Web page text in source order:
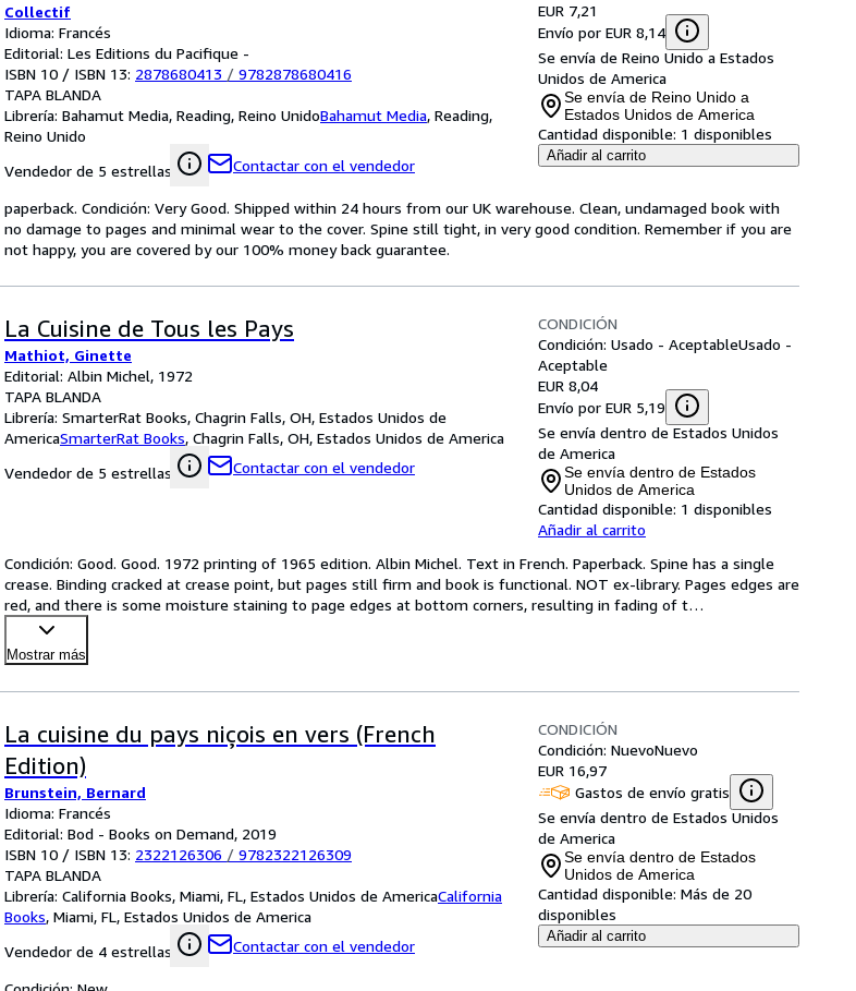
Collectif
Idioma: Francés
Editorial: Les Editions du Pacifique -
ISBN 10 / ISBN 13: 2878680413 / 9782878680416
TAPA BLANDA
Librería: Bahamut Media, Reading, Reino UnidoBahamut Media, Reading,
Reino Unido
Vendedor de 5 estrellas
Contactar con el vendedor
EUR 7,21
Envío por EUR 8,14
Se envía de Reino Unido a Estados
Unidos de America
Se envía de Reino Unido a
Estados Unidos de America
Cantidad disponible: 1 disponibles
Añadir al carrito
paperback. Condición: Very Good. Shipped within 24 hours from our UK warehouse. Clean, undamaged book with
no damage to pages and minimal wear to the cover. Spine still tight, in very good condition. Remember if you are
not happy, you are covered by our 100% money back guarantee.
La Cuisine de Tous les Pays
Mathiot, Ginette
Editorial: Albin Michel, 1972
TAPA BLANDA
Librería: SmarterRat Books, Chagrin Falls, OH, Estados Unidos de
AmericaSmarterRat Books, Chagrin Falls, OH, Estados Unidos de America
Vendedor de 5 estrellas
Contactar con el vendedor
CONDICIÓN
Condición: Usado - AceptableUsado -
Aceptable
EUR 8,04
Envío por EUR 5,19
Se envía dentro de Estados Unidos
de America
Se envía dentro de Estados
Unidos de America
Cantidad disponible: 1 disponibles
Añadir al carrito
Condición: Good. Good. 1972 printing of 1965 edition. Albin Michel. Text in French. Paperback. Spine has a single
crease. Binding cracked at crease point, but pages still firm and book is functional. NOT ex-library. Pages edges are
red, and there is some moisture staining to page edges at bottom corners, resulting in fading of t…
Mostrar más
La cuisine du pays niçois en vers (French
Edition)
Brunstein, Bernard
Idioma: Francés
Editorial: Bod - Books on Demand, 2019
ISBN 10 / ISBN 13: 2322126306 / 9782322126309
TAPA BLANDA
Librería: California Books, Miami, FL, Estados Unidos de AmericaCalifornia
Books, Miami, FL, Estados Unidos de America
Vendedor de 4 estrellas
Contactar con el vendedor
CONDICIÓN
Condición: NuevoNuevo
EUR 16,97
Gastos de envío gratis
Se envía dentro de Estados Unidos
de America
Se envía dentro de Estados
Unidos de America
Cantidad disponible: Más de 20
disponibles
Añadir al carrito